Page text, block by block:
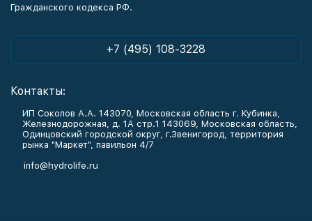
Гражданского кодекса РФ.
+7 (495) 108-3228
Контакты:
ИП Соколов А.А. 143070, Московская область г. Кубинка,
Железнодорожная, д. 1А стр.1 143069, Московская область,
Одинцовский городской округ, г.Звенигород, территория
рынка "Маркет", павильон 4/7
info@hydrolife.ru